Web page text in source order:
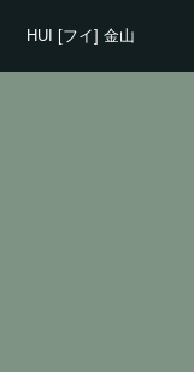
HUI [フイ] 金山